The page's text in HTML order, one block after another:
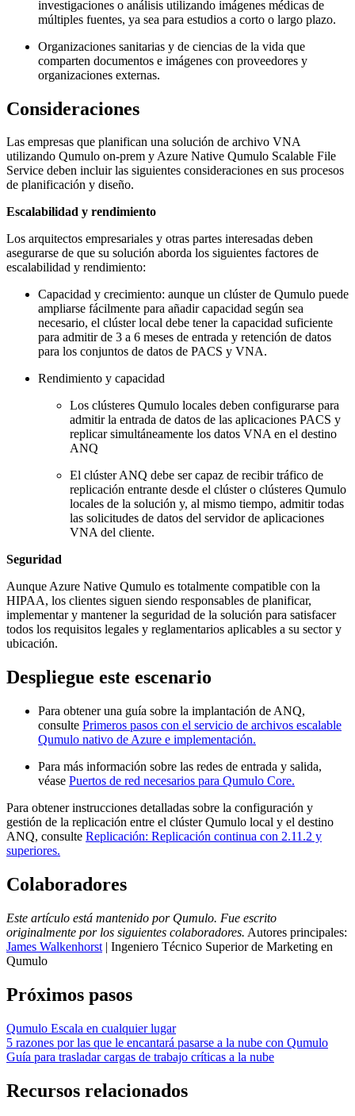
investigaciones o análisis utilizando imágenes médicas de
múltiples fuentes, ya sea para estudios a corto o largo plazo.
Organizaciones sanitarias y de ciencias de la vida que
comparten documentos e imágenes con proveedores y
organizaciones externas.
Consideraciones
Las empresas que planifican una solución de archivo VNA
utilizando Qumulo on-prem y Azure Native Qumulo Scalable File
Service deben incluir las siguientes consideraciones en sus procesos
de planificación y diseño.
Escalabilidad y rendimiento
Los arquitectos empresariales y otras partes interesadas deben
asegurarse de que su solución aborda los siguientes factores de
escalabilidad y rendimiento:
Capacidad y crecimiento: aunque un clúster de Qumulo puede
ampliarse fácilmente para añadir capacidad según sea
necesario, el clúster local debe tener la capacidad suficiente
para admitir de 3 a 6 meses de entrada y retención de datos
para los conjuntos de datos de PACS y VNA.
Rendimiento y capacidad
Los clústeres Qumulo locales deben configurarse para
admitir la entrada de datos de las aplicaciones PACS y
replicar simultáneamente los datos VNA en el destino
ANQ
El clúster ANQ debe ser capaz de recibir tráfico de
replicación entrante desde el clúster o clústeres Qumulo
locales de la solución y, al mismo tiempo, admitir todas
las solicitudes de datos del servidor de aplicaciones
VNA del cliente.
Seguridad
Aunque Azure Native Qumulo es totalmente compatible con la
HIPAA, los clientes siguen siendo responsables de planificar,
implementar y mantener la seguridad de la solución para satisfacer
todos los requisitos legales y reglamentarios aplicables a su sector y
ubicación.
Despliegue este escenario
Para obtener una guía sobre la implantación de ANQ,
consulte Primeros pasos con el servicio de archivos escalable
Qumulo nativo de Azure e implementación.
Para más información sobre las redes de entrada y salida,
véase Puertos de red necesarios para Qumulo Core.
Para obtener instrucciones detalladas sobre la configuración y
gestión de la replicación entre el clúster Qumulo local y el destino
ANQ, consulte Replicación: Replicación continua con 2.11.2 y
superiores.
Colaboradores
Este artículo está mantenido por Qumulo. Fue escrito
originalmente por los siguientes colaboradores. Autores principales:
James Walkenhorst | Ingeniero Técnico Superior de Marketing en
Qumulo
Próximos pasos
Qumulo Escala en cualquier lugar
5 razones por las que le encantará pasarse a la nube con Qumulo
Guía para trasladar cargas de trabajo críticas a la nube
Recursos relacionados